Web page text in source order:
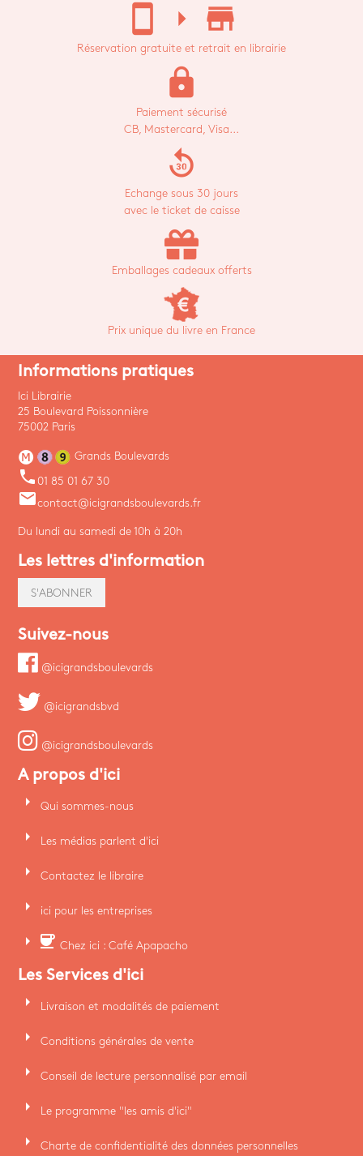
stay_current_portrait arrow_right store_mall_directory
Réservation gratuite et retrait en librairie
lock
Paiement sécurisé
CB, Mastercard, Visa...
replay_30
Echange sous 30 jours
avec le ticket de caisse
Emballages cadeaux offerts
Prix unique du livre en France
Informations pratiques
Ici Librairie
25 Boulevard Poissonnière
75002 Paris
Grands Boulevards
phone 01 85 01 67 30
emailcontact@icigrandsboulevards.fr
Du lundi au samedi de 10h à 20h
Les lettres d'information
S'ABONNER
Suivez-nous
@icigrandsboulevards
@icigrandsbvd
@icigrandsboulevards
A propos d'ici
arrow_right Qui sommes-nous
arrow_right Les médias parlent d'ici
arrow_right Contactez le libraire
arrow_right ici pour les entreprises
arrow_right coffee Chez ici : Café Apapacho
Les Services d'ici
arrow_right Livraison et modalités de paiement
arrow_right Conditions générales de vente
arrow_right Conseil de lecture personnalisé par email
arrow_right Le programme "les amis d'ici"
arrow_right Charte de confidentialité des données personnelles